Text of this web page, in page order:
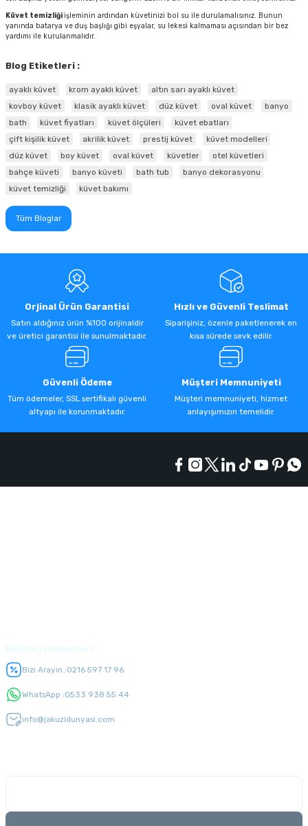
Küvet temizliğiişleminin ardından küvetinizi bol su ile durulamalısınız. Bunun
yanında batarya ve duş başlığı gibi eşyalar, su lekesi kalmaması açısından bir bez
yardımı ile kurulanmalıdır.
Blog Etiketleri :
ayaklı küvet krom ayaklı küvet
altın sarı ayaklı küvet
kovboy küvet
klasik ayaklı küvet düz küvet oval küvet
banyo
bath
küvet fiyatları küvet ölçüleri
küvet ebatları
çift kişilik küvet
akrilik küvet prestij küvet
küvet modelleri
düz küvet
boy küvet oval küvet küvetler
otel küvetleri
bahçe küveti
banyo küveti bath tub
banyo dekorasyonu
küvet temizliği
küvet bakımı
Tüm Bloglar
Orjinal Ürün Garantisi
Satın aldığınız ürün %100 orijinaldir
ve üretici garantisi ile sunulmaktadır.
Hızlı ve Güvenli Teslimat
Siparişiniz, özenle paketlenerek en
kısa sürede sevk edilir.
Güvenli Ödeme
Tüm ödemeler, SSL sertifikalı güvenli
altyapı ile korunmaktadır.
Müşteri Memnuniyeti
Müşteri memnuniyeti, hizmet
anlayışımızın temelidir.
Bizi Arayın :0216 597 17 96
WhatsApp :0533 938 55 44
info@jakuzidunyasi.com